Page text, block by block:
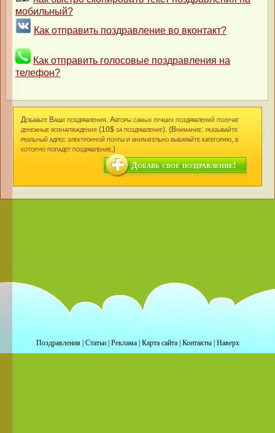
мобильный?
Как отправить поздравление во вконтакт?
Как отправить голосовые поздравления на
телефон?
Добавьте Ваши поздравления. Авторы самых лучших поздравлений получат
денежные вознаграждения (10$ за поздравление). (Внимание: указывайте
реальный адрес электронной почты и внимательно выбирайте категорию, в
которую попадет поздравление.)
Добавь свое поздравление!
Поздравления| Статьи| Реклама| Карта сайта| Контакты| Наверх